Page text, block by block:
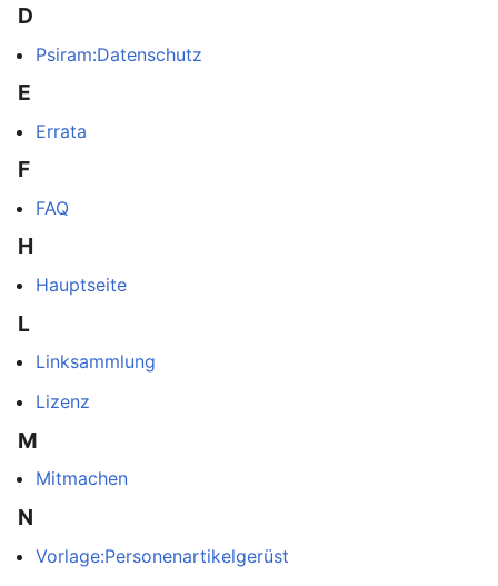
D
Psiram:Datenschutz
E
Errata
F
FAQ
H
Hauptseite
L
Linksammlung
Lizenz
M
Mitmachen
N
Vorlage:Personenartikelgerüst